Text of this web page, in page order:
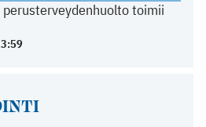
perusterveydenhuolto toimii